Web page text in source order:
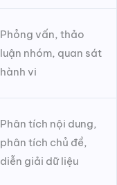
Phỏng vấn, thảo
luận nhóm, quan sát
hành vi
Phân tích nội dung,
phân tích chủ đề,
diễn giải dữ liệu